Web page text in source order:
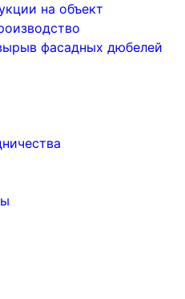
на объект
фасадных дюбелей